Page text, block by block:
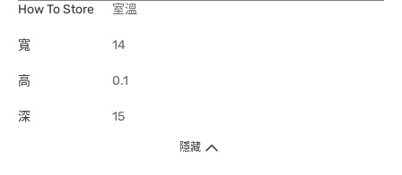
How To Store
室溫
寬 14
高 0.1
深 15
隱藏